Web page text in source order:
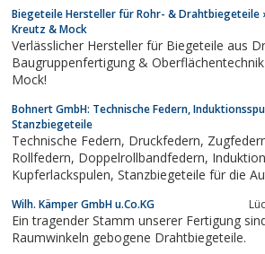
Biegeteile Hersteller für Rohr- & Drahtbiegeteile ›
Kreutz & Mock
Verlässlicher Hersteller für Biegeteile aus
Baugruppenfertigung &
Mock!
Bohnert GmbH: Technische Federn,
Stanzbiegeteile
Technische Federn, Druckfedern, Zugfedern, Schenkelfedern,
Rollfedern, Doppelrollbandfedern, Induktionsspulen,
Kupferlackspulen, Stanzbiegeteile für die Automobil- und
Wilh. Kämper GmbH u.Co.KG
Ein tragender Stamm unserer Fertigung
Raumwinkeln gebogene Drahtbiegeteile.